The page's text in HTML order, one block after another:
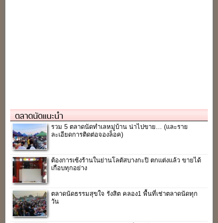
ตลาดนัดแนะนำ
รวม 5 ตลาดนัดทำเลหมู่บ้าน น่าไปขาย… (และราย
ละเอียดการติดต่อจองล็อค)
ต้องการเซ้งร้านในย่านโลตัสบางกะปิ ตกแต่งแล้ว ขายได้
เกือบทุกอย่าง
ตลาดนัดธรรมสุขใจ รังสิต คลอง1 พื้นที่เช่าตลาดนัดทุก
วัน